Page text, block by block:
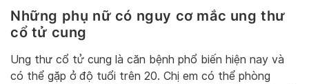
Những phụ nữ có nguy cơ mắc ung thư
cổ tử cung
Ung thư cổ tử cung là căn bệnh phổ biến hiện nay và
có thể gặp ở độ tuổi trên 20. Chị em có thể phòng